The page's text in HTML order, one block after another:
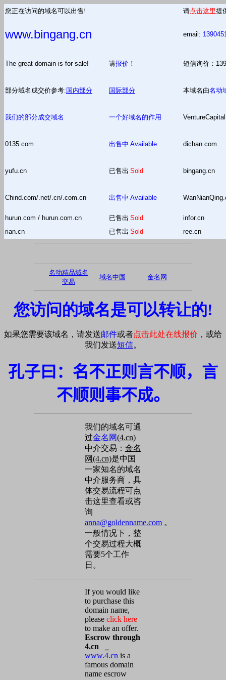
您正在访问的域名可以出售! 请点击这里提
www.bingang.cn email:
The great domain is for sale! 请报价 ！ 短信询价：
部分域名成交价参考: 国内部分 国际部分 本域名由名动
我们的部分成交域名 一个好域名的作用
0135.com 出售中 Available dichan.com
yufu.cn 已售出 Sold bingang.cn
Chind.com/.net/.cn/.com.cn 出售中 Available
hurun.com / hurun.com.cn 已售出 Sold
infor.cn
rian.cn
已售出 Sold ree.cn
名动精品域名
交易
域名中国 金名网
您访问的域名是可以转让的!
如果您需要该域名，请发送邮件或者点击此处在线报价 ，或给
我们发送短信。
孔子曰：名不正则言不顺，言
不顺则事不成。
我们的域名可通
过金名网(4.cn)
中介交易： 金名
网(4.cn)是中国
一家知名的域名
中介服务商，具
体交易流程可点
击这里查看或咨
询
anna@goldenname.com 。
一般情况下，整
个交易过程大概
需要5个工作
日。
If you would like
to purchase this
domain name,
please click here
to make an offer.
Escrow through
4.cn _
www.4.cn is a
famous domain
name escrow